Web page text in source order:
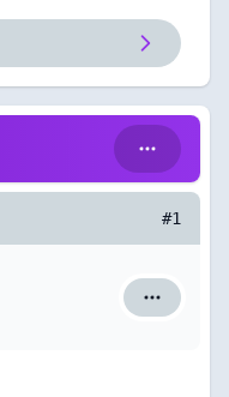
#1
afitap